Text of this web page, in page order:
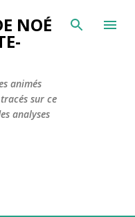
principal
NOÉ
animés
sur ce
analyses